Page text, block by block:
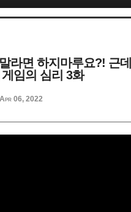
라면 하지마루요?! 근
임의 심리 3화
Apr 06, 2022
스케치북5
스케치북5